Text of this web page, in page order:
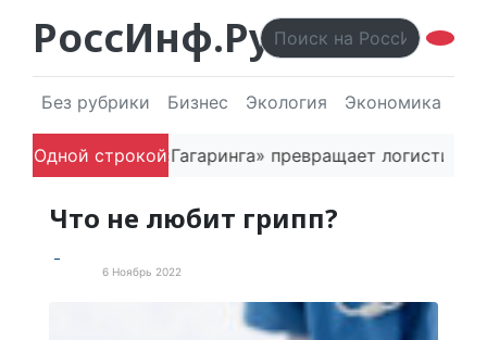
РоссИнф.Ру
Без рубрики Бизнес Экология Экономика
Одной строкой
основатель «Гагаринга» превращает
Что не любит грипп?
6 Ноябрь 2022